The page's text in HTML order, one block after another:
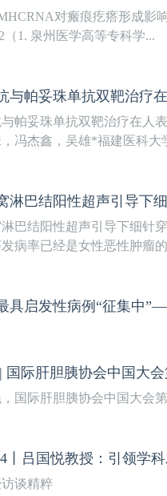
对瘢痕疙瘩形成影
（1. 泉州医学高等专科学...
与帕妥珠单抗双靶治疗
帕妥珠单抗双靶治疗在人
冯杰鑫，吴雄*福建医科大
淋巴结阳性超声引导下
巴结阳性超声引导下细针
病率已经是女性恶性肿瘤
具启发性病例“征集中
国际肝胆胰协会中国大
国际肝胆胰协会中国大会
谈精粹